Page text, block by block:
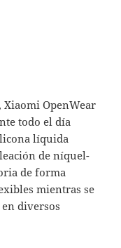
OpenWear
todo el día
líquida
de níquel-
de forma
mientras se
diversos